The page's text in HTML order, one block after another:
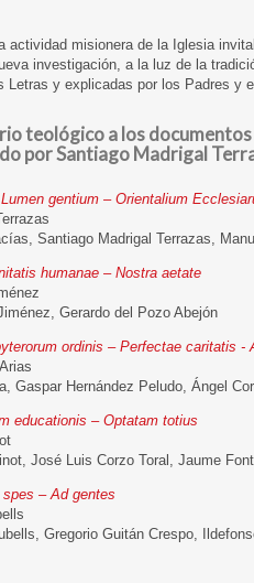
actividad misionera de la Iglesia
investigación, a la luz de la
Letras y explicadas por los Padres y
teológico a los
por Santiago Madrigal
gentium – Orientalium
Santiago Madrigal Terrazas,
humanae – Nostra aetate
Gerardo del Pozo Abejón
ordinis – Perfectae caritatis -
Hernández Peludo, Ángel
educationis – Optatam totius
José Luis Corzo Toral, Jaume
– Ad gentes
Gregorio Guitán Crespo,